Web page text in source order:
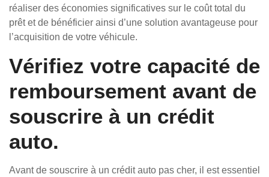
réaliser des économies significatives sur le coût total du
prêt et de bénéficier ainsi d’une solution avantageuse pour
l’acquisition de votre véhicule.
Vérifiez votre capacité de
remboursement avant de
souscrire à un crédit
auto.
Avant de souscrire à un crédit auto pas cher, il est essentiel